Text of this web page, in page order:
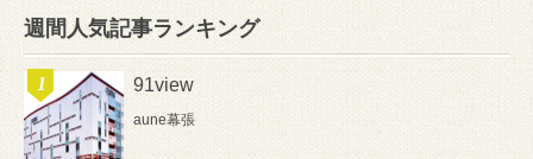
週間人気記事ランキング
91view
aune幕張